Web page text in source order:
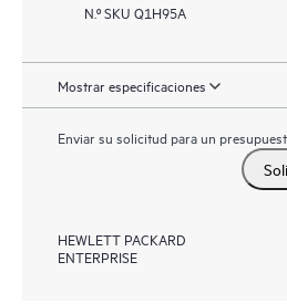
N.º SKU Q1H95A
Mostrar especificaciones
Enviar su solicitud para un
HEWLETT PACKARD
ENTERPRISE